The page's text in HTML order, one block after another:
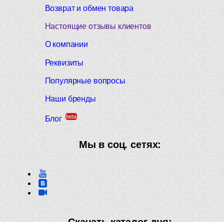
Возврат и обмен товара
Настоящие отзывы клиентов
О компании
Реквизиты
Популярные вопросы
Наши бренды
Блог beta
Мы в соц. сетях: